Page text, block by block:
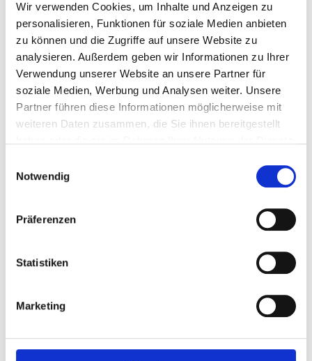
Wir verwenden Cookies, um Inhalte und Anzeigen zu
personalisieren, Funktionen für soziale Medien anbieten
zu können und die Zugriffe auf unsere Website zu
analysieren. Außerdem geben wir Informationen zu Ihrer
Verwendung unserer Website an unsere Partner für
soziale Medien, Werbung und Analysen weiter. Unsere
Partner führen diese Informationen möglicherweise mit
weiteren Daten zusammen, die Sie ihnen bereitgestellt
Notwendig
Präferenzen
Statistiken
Marketing
Andererseits könnten Bestandteile des CentrO-Komplexes
(Parkhäuser) in Teilen umgenutzt werden.
Abbildung: AS+P Albert Speer + Partner GmbH
Straßenbahn 105